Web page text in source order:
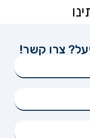
צרו קשר!